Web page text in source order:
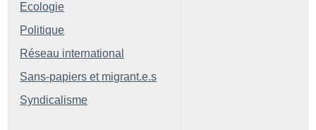
Ecologie
Politique
Réseau international
Sans-papiers et migrant.e.s
Syndicalisme